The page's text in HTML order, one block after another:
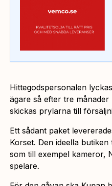
Hittegodspersonalen
ägare så efter tre
skickas prylarna till
Ett sådant paket
Korset. Den ideella
som till exempel kameror,
spelare.